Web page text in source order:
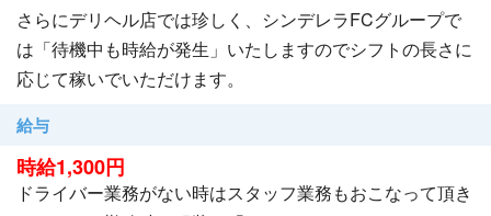
さらにデリヘル店では珍しく、シンデレラFCグループで
は「待機中も時給が発生」いたしますのでシフトの長さに
応じて稼いでいただけます。
給与
時給1,300円
ドライバー業務がない時はスタッフ業務もおこなって頂き